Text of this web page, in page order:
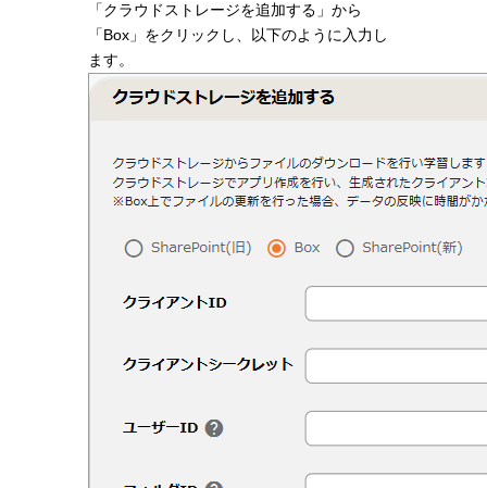
「クラウドストレージを追加する」から
「Box」をクリックし、以下のように入力し
ます。